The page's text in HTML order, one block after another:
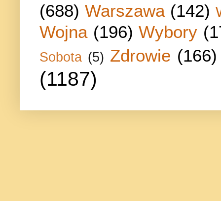
(688) Warszawa (142)
Wojna (196) Wybory
Sobota (5) Zdrowie (166)
(1187)